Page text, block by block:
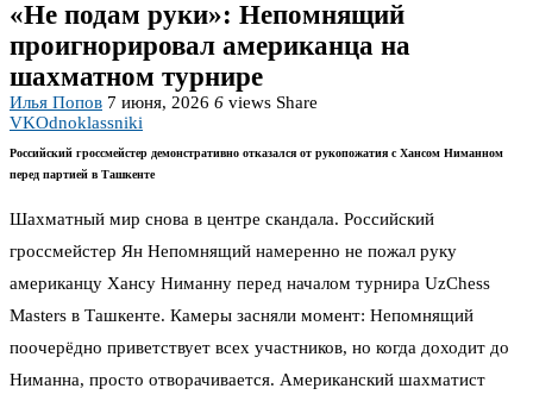
«Не подам руки»: Непомнящий
проигнорировал американца на
шахматном турнире
Илья Попов 7 июня, 2026 6 views Share
VKOdnoklassniki
Российский гроссмейстер демонстративно отказался от рукопожатия с Хансом Ниманном
перед партией в Ташкенте
Шахматный мир снова в центре скандала. Российский
гроссмейстер Ян Непомнящий намеренно не пожал руку
американцу Хансу Ниманну перед началом турнира UzChess
Masters в Ташкенте. Камеры засняли момент: Непомнящий
поочерёдно приветствует всех участников, но когда доходит до
Ниманна, просто отворачивается. Американский шахматист